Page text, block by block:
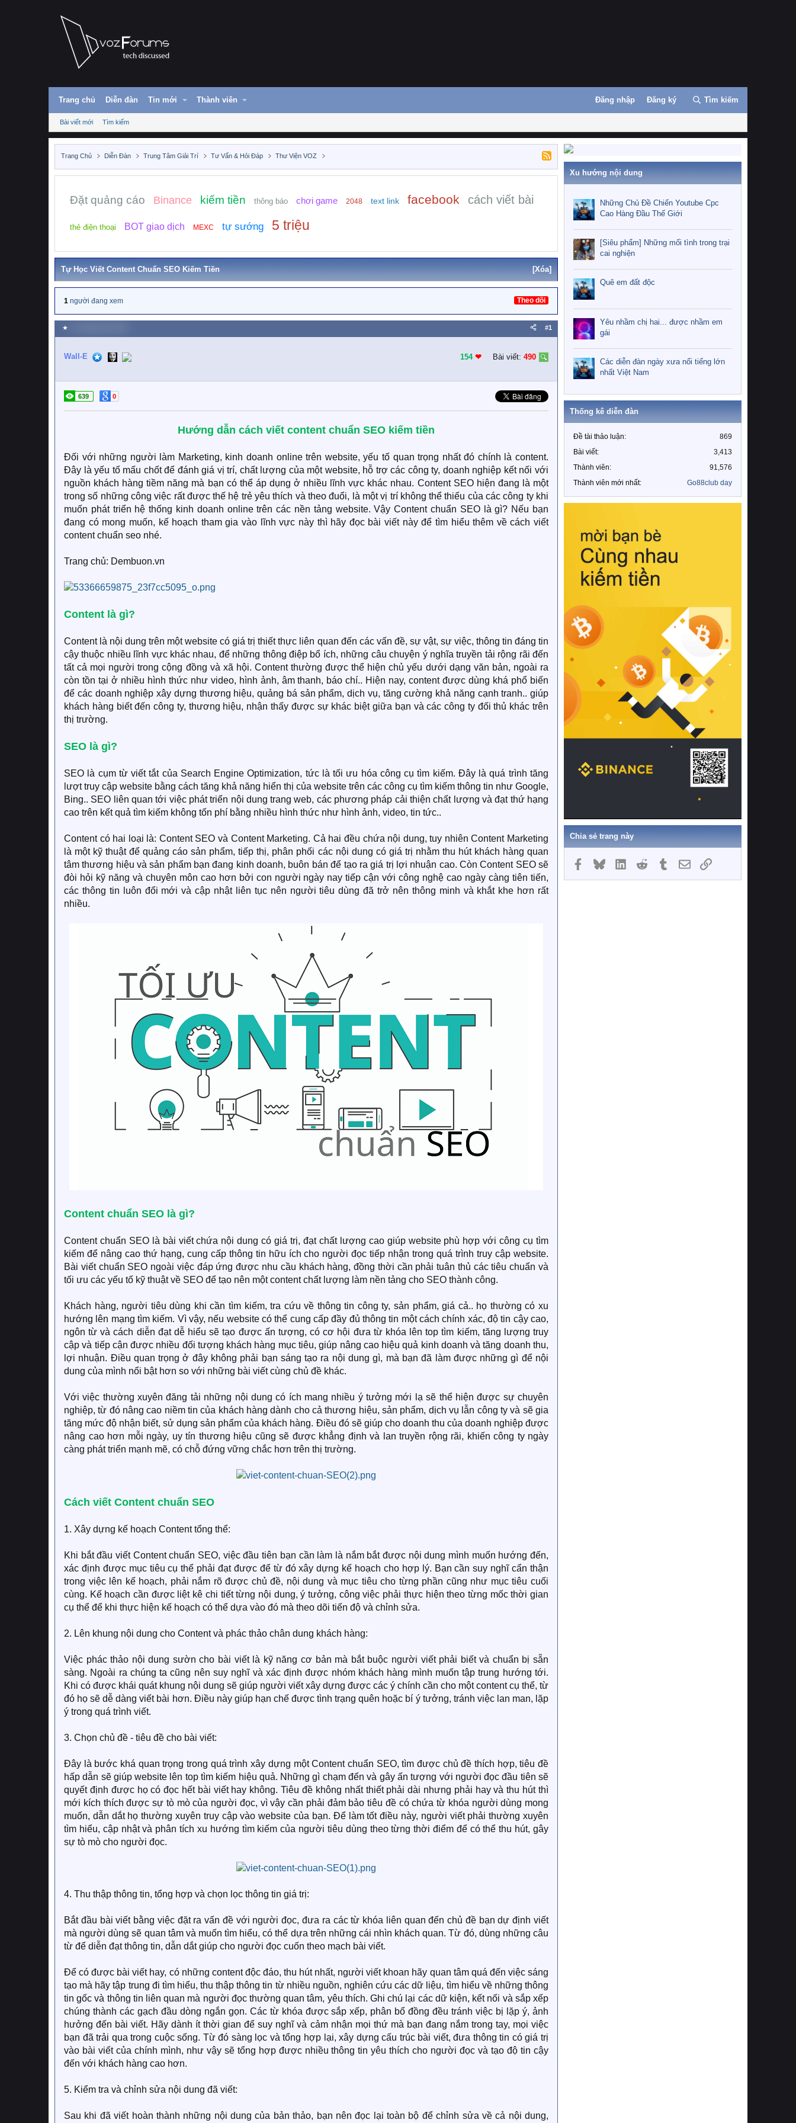
Trang chủ Diễn đàn Tin mới Thành viên Đăng nhập Đăng ký Tìm kiếm
Bài viết mới Tìm kiếm
Trang Chủ Diễn Đàn Trung Tâm Giải Trí Tư Vấn & Hỏi Đáp Thư Viện VOZ
Đặt quảng cáo Binance kiếm tiền thông báo chơi game 2048 text link facebook cách viết bài
thẻ điện thoại BOT giao dịch MEXC tự sướng 5 triệu
Tự Học Viết Content Chuẩn SEO Kiếm Tiền [Xóa]
1 người đang xem Theo dõi
★ #1
Wall-E 154 ❤︎ Bài viết: 490
639 0
Hướng dẫn cách viết content chuẩn SEO kiếm tiền
Đối với những người làm Marketing, kinh doanh online trên website, yếu tố quan trọng nhất đó chính là content.
Đây là yếu tố mấu chốt để đánh giá vị trí, chất lượng của một website, hỗ trợ các công ty, doanh nghiệp kết nối với
nguồn khách hàng tiềm năng mà bạn có thể áp dụng ở nhiều lĩnh vực khác nhau. Content SEO hiện đang là một
trong số những công việc rất được thế hệ trẻ yêu thích và theo đuổi, là một vị trí không thể thiếu của các công ty khi
muốn phát triển hệ thống kinh doanh online trên các nền tảng website. Vậy Content chuẩn SEO là gì? Nếu bạn
đang có mong muốn, kế hoạch tham gia vào lĩnh vực này thì hãy đọc bài viết này để tìm hiểu thêm về cách viết
content chuẩn seo nhé.
Trang chủ: Dembuon.vn
Content là gì?
Content là nội dung trên một website có giá trị thiết thực liên quan đến các vấn đề, sự vật, sự việc, thông tin đáng tin
cậy thuộc nhiều lĩnh vực khác nhau, để những thông điệp bổ ích, những câu chuyện ý nghĩa truyền tải rộng rãi đến
tất cả mọi người trong cộng đồng và xã hội. Content thường được thể hiện chủ yếu dưới dạng văn bản, ngoài ra
còn tồn tại ở nhiều hình thức như video, hình ảnh, âm thanh, báo chí.. Hiện nay, content được dùng khá phổ biến
để các doanh nghiệp xây dựng thương hiệu, quảng bá sản phẩm, dịch vụ, tăng cường khả năng cạnh tranh.. giúp
khách hàng biết đến công ty, thương hiệu, nhận thấy được sự khác biệt giữa bạn và các công ty đối thủ khác trên
thị trường.
SEO là gì?
SEO là cụm từ viết tắt của Search Engine Optimization, tức là tối ưu hóa công cụ tìm kiếm. Đây là quá trình tăng
lượt truy cập website bằng cách tăng khả năng hiển thị của website trên các công cụ tìm kiếm thông tin như Google,
Bing.. SEO liên quan tới việc phát triển nội dung trang web, các phương pháp cải thiện chất lượng và đạt thứ hạng
cao trên kết quả tìm kiếm không tốn phí bằng nhiều hình thức như hình ảnh, video, tin tức..
Content có hai loại là: Content SEO và Content Marketing. Cả hai đều chứa nội dung, tuy nhiên Content Marketing
là một kỹ thuật để quảng cáo sản phẩm, tiếp thị, phân phối các nội dung có giá trị nhằm thu hút khách hàng quan
tâm thương hiệu và sản phẩm bạn đang kinh doanh, buôn bán để tạo ra giá trị lợi nhuận cao. Còn Content SEO sẽ
đòi hỏi kỹ năng và chuyên môn cao hơn bởi con người ngày nay tiếp cận với công nghệ cao ngày càng tiên tiến,
các thông tin luôn đổi mới và cập nhật liên tục nên người tiêu dùng đã trở nên thông minh và khắt khe hơn rất
nhiều.
Content chuẩn SEO là gì?
Content chuẩn SEO là bài viết chứa nội dung có giá trị, đạt chất lượng cao giúp website phù hợp với công cụ tìm
kiếm để nâng cao thứ hạng, cung cấp thông tin hữu ích cho người đọc tiếp nhận trong quá trình truy cập website.
Bài viết chuẩn SEO ngoài việc đáp ứng được nhu cầu khách hàng, đồng thời cần phải tuân thủ các tiêu chuẩn và
tối ưu các yếu tố kỹ thuật về SEO để tạo nên một content chất lượng làm nền tảng cho SEO thành công.
Khách hàng, người tiêu dùng khi cần tìm kiếm, tra cứu về thông tin công ty, sản phẩm, giá cả.. họ thường có xu
hướng lên mạng tìm kiếm. Vì vậy, nếu website có thể cung cấp đầy đủ thông tin một cách chính xác, độ tin cậy cao,
ngôn từ và cách diễn đạt dễ hiểu sẽ tạo được ấn tượng, có cơ hội đưa từ khóa lên top tìm kiếm, tăng lượng truy
cập và tiếp cận được nhiều đối tượng khách hàng mục tiêu, giúp nâng cao hiệu quả kinh doanh và tăng doanh thu,
lợi nhuận. Điều quan trọng ở đây không phải bạn sáng tạo ra nội dung gì, mà bạn đã làm được những gì để nội
dung của mình nổi bật hơn so với những bài viết cùng chủ đề khác.
Với việc thường xuyên đăng tải những nội dung có ích mang nhiều ý tưởng mới lạ sẽ thể hiện được sự chuyên
nghiệp, từ đó nâng cao niềm tin của khách hàng dành cho cả thương hiệu, sản phẩm, dịch vụ lẫn công ty và sẽ gia
tăng mức độ nhận biết, sử dụng sản phẩm của khách hàng. Điều đó sẽ giúp cho doanh thu của doanh nghiệp được
nâng cao hơn mỗi ngày, uy tín thương hiệu cũng sẽ được khẳng định và lan truyền rộng rãi, khiến công ty ngày
càng phát triển mạnh mẽ, có chỗ đứng vững chắc hơn trên thị trường.
Cách viết Content chuẩn SEO
1. Xây dựng kế hoạch Content tổng thể:
Khi bắt đầu viết Content chuẩn SEO, việc đầu tiên bạn cần làm là nắm bắt được nội dung mình muốn hướng đến,
xác định được mục tiêu cụ thể phải đạt được để từ đó xây dựng kế hoạch cho hợp lý. Bạn cần suy nghĩ cẩn thận
trong việc lên kế hoạch, phải nắm rõ được chủ đề, nội dung và mục tiêu cho từng phần cũng như mục tiêu cuối
cùng. Kế hoạch cần được liệt kê chi tiết từng nội dung, ý tưởng, công việc phải thực hiện theo từng mốc thời gian
cụ thể để khi thực hiện kế hoạch có thể dựa vào đó mà theo dõi tiến độ và chỉnh sửa.
2. Lên khung nội dung cho Content và phác thảo chân dung khách hàng:
Việc phác thảo nội dung sườn cho bài viết là kỹ năng cơ bản mà bắt buộc người viết phải biết và chuẩn bị sẵn
sàng. Ngoài ra chúng ta cũng nên suy nghĩ và xác định được nhóm khách hàng mình muốn tập trung hướng tới.
Khi có được khái quát khung nội dung sẽ giúp người viết xây dựng được các ý chính cần cho một content cụ thể, từ
đó họ sẽ dễ dàng viết bài hơn. Điều này giúp hạn chế được tình trạng quên hoặc bí ý tưởng, tránh việc lan man, lặp
ý trong quá trình viết.
3. Chọn chủ đề - tiêu đề cho bài viết:
Đây là bước khá quan trọng trong quá trình xây dựng một Content chuẩn SEO, tìm được chủ đề thích hợp, tiêu đề
hấp dẫn sẽ giúp website lên top tìm kiếm hiệu quả. Những gì chạm đến và gây ấn tượng với người đọc đầu tiên sẽ
quyết định được họ có đọc hết bài viết hay không. Tiêu đề không nhất thiết phải dài nhưng phải hay và thu hút thì
mới kích thích được sự tò mò của người đọc, vì vậy cần phải đảm bảo tiêu đề có chứa từ khóa người dùng mong
muốn, dẫn dắt họ thường xuyên truy cập vào website của bạn. Để làm tốt điều này, người viết phải thường xuyên
tìm hiểu, cập nhật và phân tích xu hướng tìm kiếm của người tiêu dùng theo từng thời điểm để có thể thu hút, gây
sự tò mò cho người đọc.
4. Thu thập thông tin, tổng hợp và chọn lọc thông tin giá trị:
Bắt đầu bài viết bằng việc đặt ra vấn đề với người đọc, đưa ra các từ khóa liên quan đến chủ đề bạn dự định viết
mà người dùng sẽ quan tâm và muốn tìm hiểu, có thể dựa trên những cái nhìn khách quan. Từ đó, dùng những câu
từ để diễn đạt thông tin, dẫn dắt giúp cho người đọc cuốn theo mạch bài viết.
Để có được bài viết hay, có những content độc đáo, thu hút nhất, người viết khoan hãy quan tâm quá đến việc sáng
tạo mà hãy tập trung đi tìm hiểu, thu thập thông tin từ nhiều nguồn, nghiên cứu các dữ liệu, tìm hiểu về những thông
tin gốc và thông tin liên quan mà người đọc thường quan tâm, yêu thích. Ghi chú lại các dữ kiện, kết nối và sắp xếp
chúng thành các gạch đầu dòng ngắn gọn. Các từ khóa được sắp xếp, phân bổ đồng đều tránh việc bị lặp ý, ảnh
hưởng đến bài viết. Hãy dành ít thời gian để suy nghĩ và cảm nhận mọi thứ mà bạn đang nắm trong tay, mọi việc
bạn đã trải qua trong cuộc sống. Từ đó sàng lọc và tổng hợp lại, xây dựng cấu trúc bài viết, đưa thông tin có giá trị
vào bài viết của chính mình, như vậy sẽ tổng hợp được nhiều thông tin yêu thích cho người đọc và tạo độ tin cậy
đến với khách hàng cao hơn.
5. Kiểm tra và chỉnh sửa nội dung đã viết:
Sau khi đã viết hoàn thành những nội dung của bản thảo, bạn nên đọc lại toàn bộ để chỉnh sửa về cả nội dung,
Xu hướng nội dung
Những Chủ Đề Chiến Youtube Cpc
Cao Hàng Đầu Thế Giới
[Siêu phẩm] Những mối tình trong trại
cai nghiện
Quê em đất độc
Yêu nhầm chị hai... được nhầm em
gái
Các diễn đàn ngày xưa nổi tiếng lớn
nhất Việt Nam
Thống kê diễn đàn
Đề tài thảo luận
869
Bài viết
3,413
Thành viên
91,576
Thành viên mới nhất
Go88club day
Chia sẻ trang này
Facebook
BlueskyLinkedInReddit TumblrEmailLink